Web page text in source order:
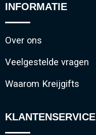
INFORMATIE
Over ons
Veelgestelde vragen
Waarom Kreijgifts
KLANTENSERVICE